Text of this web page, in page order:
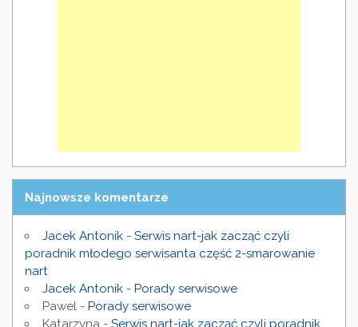
Najnowsze komentarze
Jacek Antonik- Serwis nart-jak zacząć czyli
poradnik młodego serwisanta część 2-smarowanie
nart
Jacek Antonik- Porady serwisowe
Pawel- Porady serwisowe